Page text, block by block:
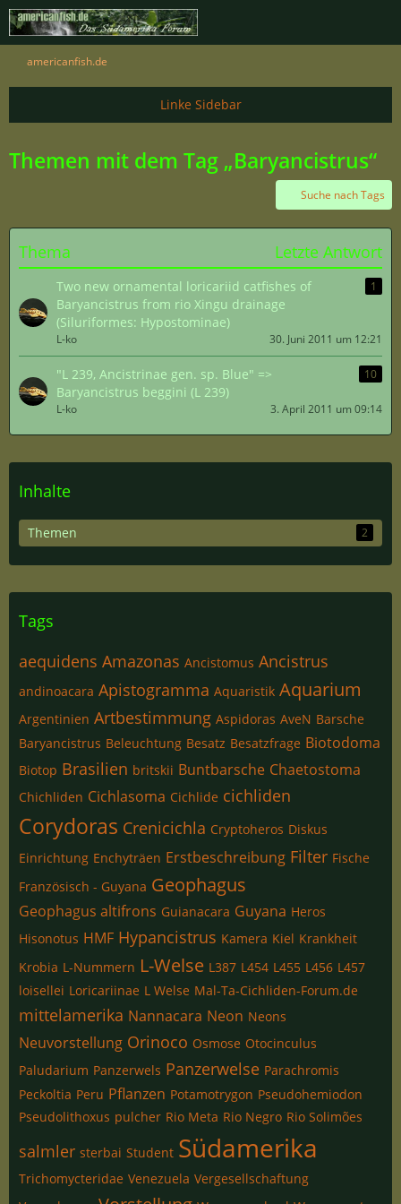
americanfish.de
Themen mit dem Tag „Baryancistrus“
Suche nach Tags
Thema Letzte Antwort
Two new ornamental loricariid catfishes of
Baryancistrus from rio Xingu drainage
(Siluriformes: Hypostominae)
1
L-ko 30. Juni 2011 um 12:21
"L 239, Ancistrinae gen. sp. Blue" =>
Baryancistrus beggini (L 239)
10
L-ko 3. April 2011 um 09:14
Inhalte
Themen 2
Tags
aequidens Amazonas Ancistomus Ancistrus
andinoacara Apistogramma Aquaristik Aquarium
Argentinien Artbestimmung Aspidoras AveN Barsche
Baryancistrus Beleuchtung Besatz Besatzfrage Biotodoma
Biotop Brasilien britskii Buntbarsche Chaetostoma
Chichliden Cichlasoma Cichlide cichliden
Corydoras Crenicichla Cryptoheros Diskus
Einrichtung Enchyträen Erstbeschreibung Filter Fische
Französisch - Guyana Geophagus
Geophagus altifrons Guianacara Guyana Heros
Hisonotus HMF Hypancistrus Kamera Kiel Krankheit
Krobia L-Nummern L-Welse L387 L454 L455 L456 L457
loisellei Loricariinae L Welse Mal-Ta-Cichliden-Forum.de
mittelamerika Nannacara Neon Neons
Neuvorstellung Orinoco Osmose Otocinculus
Paludarium Panzerwels Panzerwelse Parachromis
Peckoltia Peru Pflanzen Potamotrygon Pseudohemiodon
Pseudolithoxus pulcher Rio Meta Rio Negro Rio Solimões
salmler sterbai Student Südamerika
Trichomycteridae Venezuela Vergesellschaftung